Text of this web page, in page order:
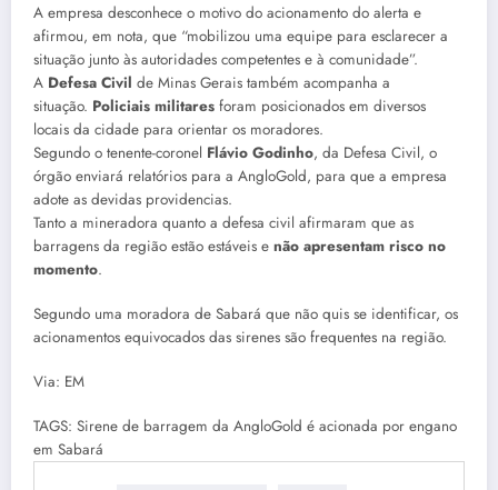
A empresa desconhece o motivo do acionamento do alerta e
afirmou, em nota, que “mobilizou uma equipe para esclarecer a
situação junto às autoridades competentes e à comunidade”.
A Defesa Civil de Minas Gerais também acompanha a
situação. Policiais militares foram posicionados em diversos
locais da cidade para orientar os moradores.
Segundo o tenente-coronel Flávio Godinho, da Defesa Civil, o
órgão enviará relatórios para a AngloGold, para que a empresa
adote as devidas providencias.
Tanto a mineradora quanto a defesa civil afirmaram que as
barragens da região estão estáveis e não apresentam risco no
momento.
Segundo uma moradora de Sabará que não quis se identificar, os
acionamentos equivocados das sirenes são frequentes na região.
Via: EM
TAGS: Sirene de barragem da AngloGold é acionada por engano
em Sabará